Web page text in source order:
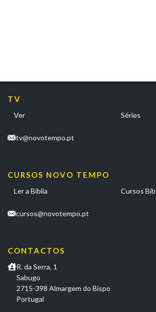
TV
Ver Séries
tv@novotempo.pt
CURSOS NOVO TEMPO
Ler a Bíblia Cursos
cursos@novotempo.pt
CONTACTOS
R. da Serra, 1
Sabugo
2715-398 Almargem do Bispo
Portugal